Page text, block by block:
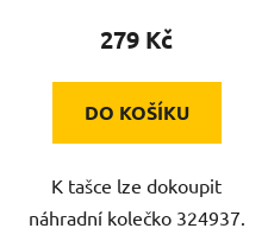
279 Kč
DO KOŠÍKU
K tašce lze dokoupit
náhradní kolečko 324937.